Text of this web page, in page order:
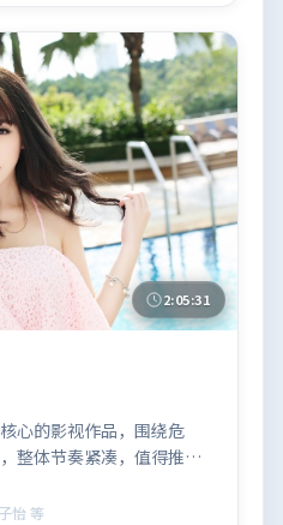
2:05:31
心的影视作品，围绕危
整体节奏紧凑，值得推荐
怡 等